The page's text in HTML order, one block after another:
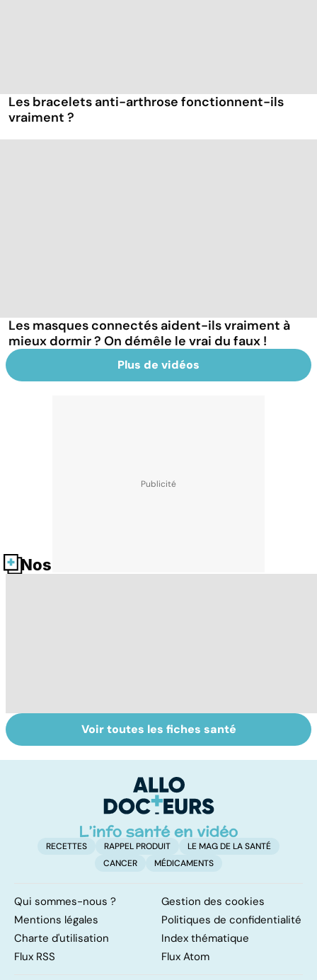
Les bracelets anti-arthrose fonctionnent-ils
vraiment ?
Les masques connectés aident-ils vraiment à
mieux dormir ? On démêle le vrai du faux !
Plus de vidéos
Nos fiches santé
Tout savoir sur
les infections
Inflammation des
amygdales : que
d'angine ?
Voir toutes les fiches santé
RECETTES RAPPEL PRODUIT
LE MAG DE LA SANTÉ
CANCER
MÉDICAMENTS
Qui sommes-nous ?
Gestion des cookies
Mentions légales
Politiques de confidentialité
Charte d'utilisation
Index thématique
Flux RSS
Flux Atom